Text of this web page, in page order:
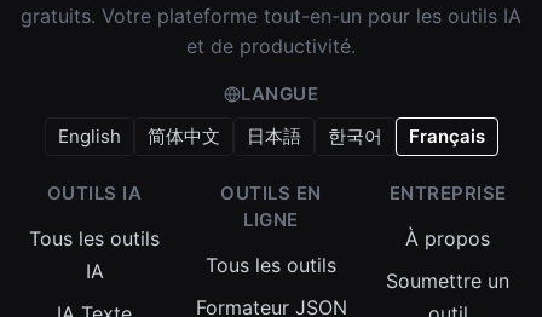
gratuits. Votre plateforme tout-en-un pour les outils IA
et de productivité.
LANGUE
English
简体中文 日本語 한국어 Français
OUTILS IA
Tous les outils
IA
OUTILS EN
LIGNE
Tous les outils
Formateur JSON
ENTREPRISE
À propos
Soumettre un